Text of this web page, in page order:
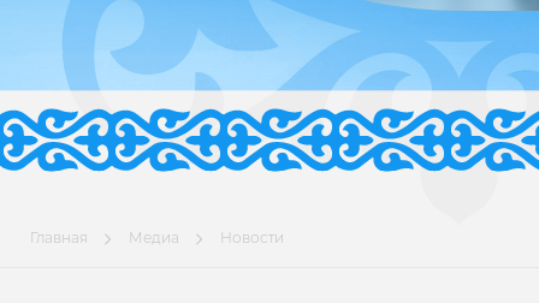
Главная Медиа Новости